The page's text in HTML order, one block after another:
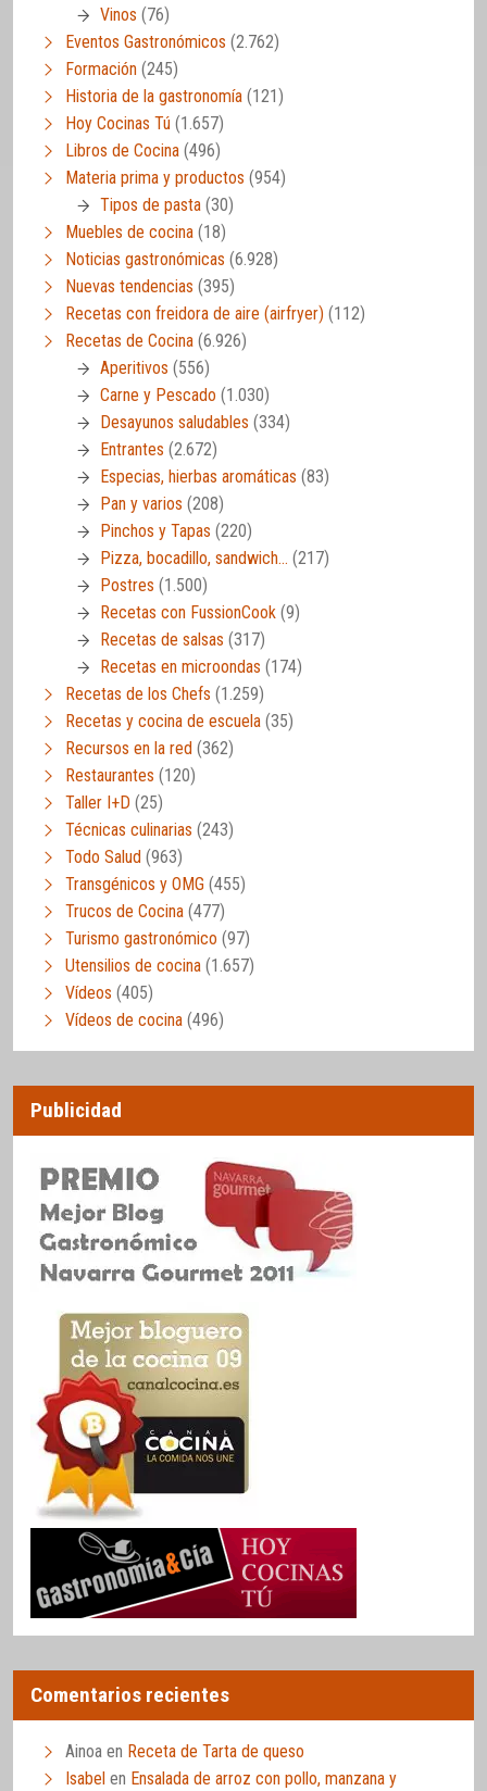
Vinos (76)
Eventos Gastronómicos (2.762)
Formación (245)
Historia de la gastronomía (121)
Hoy Cocinas Tú (1.657)
Libros de Cocina (496)
Materia prima y productos (954)
Tipos de pasta (30)
Muebles de cocina (18)
Noticias gastronómicas (6.928)
Nuevas tendencias (395)
Recetas con freidora de aire (airfryer) (112)
Recetas de Cocina (6.926)
Aperitivos (556)
Carne y Pescado (1.030)
Desayunos saludables (334)
Entrantes (2.672)
Especias, hierbas aromáticas (83)
Pan y varios (208)
Pinchos y Tapas (220)
Pizza, bocadillo, sandwich… (217)
Postres (1.500)
Recetas con FussionCook (9)
Recetas de salsas (317)
Recetas en microondas (174)
Recetas de los Chefs (1.259)
Recetas y cocina de escuela (35)
Recursos en la red (362)
Restaurantes (120)
Taller I+D (25)
Técnicas culinarias (243)
Todo Salud (963)
Transgénicos y OMG (455)
Trucos de Cocina (477)
Turismo gastronómico (97)
Utensilios de cocina (1.657)
Vídeos (405)
Vídeos de cocina (496)
Publicidad
Comentarios recientes
Ainoa en Receta de Tarta de queso
Isabel en Ensalada de arroz con pollo, manzana y